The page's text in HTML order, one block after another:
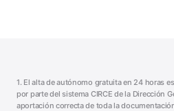
1. El alta de autónomo gratuita en 24 horas
por parte del sistema CIRCE de la Dirección
aportación correcta de toda la